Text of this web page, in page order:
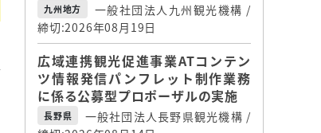
九州地方
一般社団法人九州観光機構 /
締切:2026年08月19日
広域連携観光促進事業ATコンテン
ツ情報発信パンフレット制作業務
に係る公募型プロポーザルの実施
長野県
一般社団法人長野県観光機構 /